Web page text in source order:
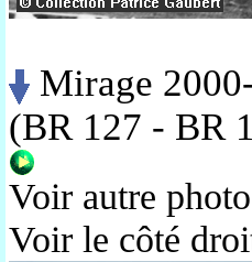
Mirage
(BR 127 - BR
Voir autre
Voir le côté